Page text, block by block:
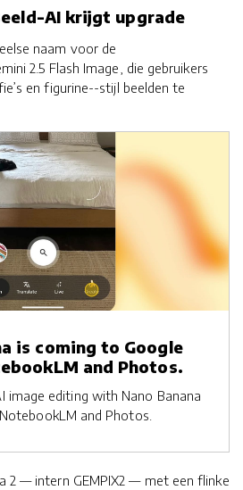
AI krijgt upgrade
naam voor de
2.5 Flash Image, die gebruikers
en figurine--stijl beelden te
is coming to Google
and Photos.
image editing with Nano Banana
and Photos.
2 — intern GEMPIX2 — met een flinke